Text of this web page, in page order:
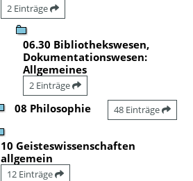
2 Einträge
06.30 Bibliothekswesen,
Dokumentationswesen:
Allgemeines
2 Einträge
08 Philosophie 48 Einträge
10 Geisteswissenschaften
allgemein
12 Einträge